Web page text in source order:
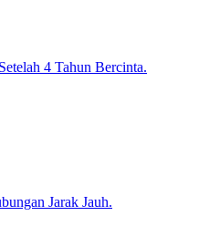
4 Tahun Bercinta.
Jarak Jauh.